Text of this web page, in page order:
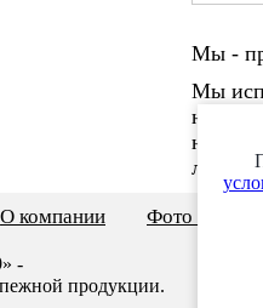
Мы -
Мы
любой
О компании Фото и видео
-
продукции.